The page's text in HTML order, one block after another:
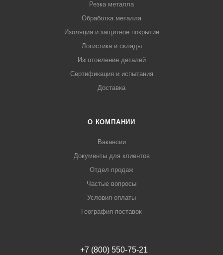
Резка металла
Обработка металла
Изоляция и защитное покрытие
Логистика и склады
Изготовление деталей
Сертификация и испытания
Доставка
О КОМПАНИИ
Вакансии
Документы для клиентов
Отдел продаж
Частые вопросы
Условия оплаты
География поставок
+7 (800) 550-75-21